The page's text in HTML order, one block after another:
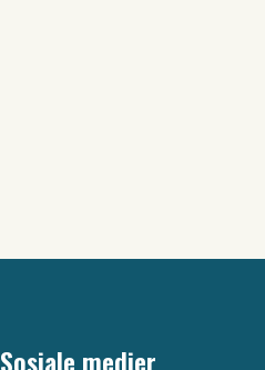
Sosiale medier